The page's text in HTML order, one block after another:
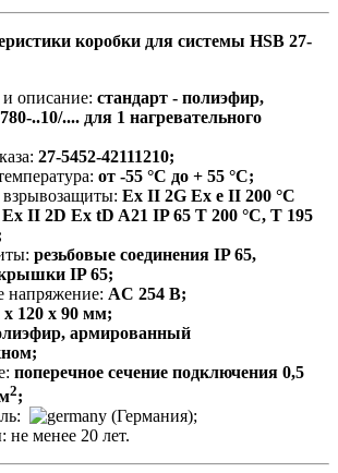
коробки для системы HSB 27-
описание: стандарт - полиэфир,
..10/.... для 1 нагревательного
27-5452-42111210;
от -55 °C до + 55 °C;
Ex II 2G Ex e II 200 °C
II 2D Ex tD A21 IP 65 T 200 °C, T 195
резьбовые соединения IP 65,
IP 65;
напряжение: AC 254 В;
x 120 x 90 мм;
армированный
поперечное сечение подключения 0,5
2;
(Германия);
менее 20 лет.